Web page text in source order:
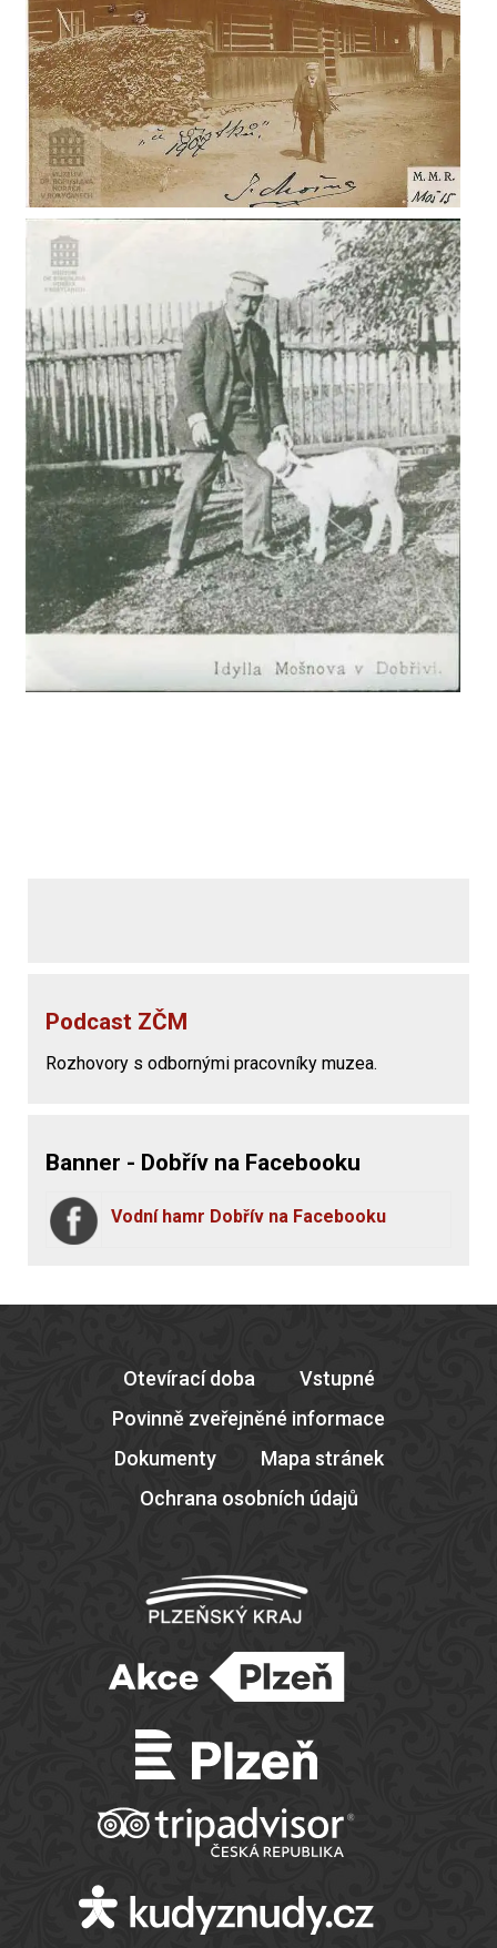
Podcast ZČM
Rozhovory s odbornými pracovníky muzea.
Banner - Dobřív na Facebooku
Vodní hamr Dobřív na Facebooku
Otevírací doba
Vstupné
Povinně zveřejněné informace
Dokumenty
Mapa stránek
Ochrana osobních údajů